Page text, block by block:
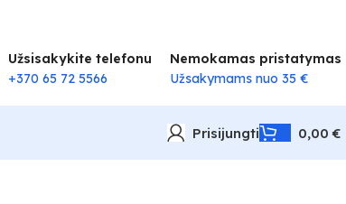
Užsisakykite telefonu
+370 65 72 5566
Nemokamas pristatymas
Užsakymams nuo 35 €
Prisijungti 0,00€